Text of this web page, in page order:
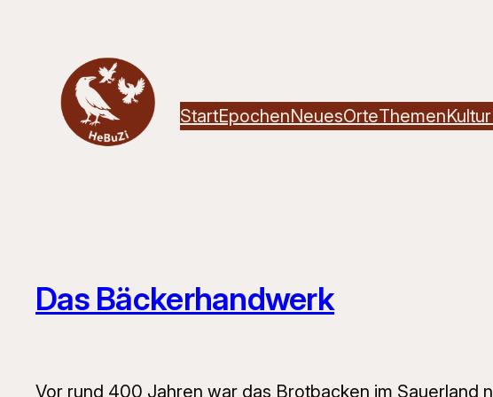
StartEpochenNeuesOrteThemen
Das Bäckerhandwerk
Vor rund 400 Jahren war das Brotbacken im Sauerland